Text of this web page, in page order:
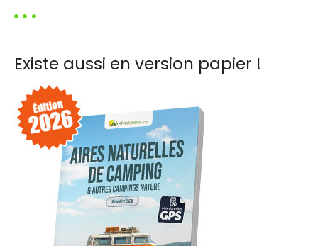
h
c
Existe aussi en version papier !